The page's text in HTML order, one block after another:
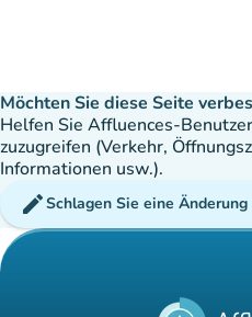
Möchten Sie diese Seite
Helfen Sie Affluences-
zuzugreifen (Verkehr,
Informationen usw.).
editSchlagen Sie eine Änderung